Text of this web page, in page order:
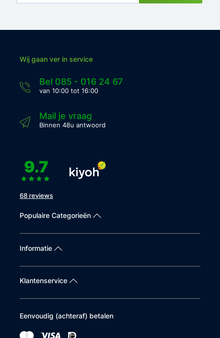
Wij gaan ver in service
Bel 085 - 016 24 67
van 10:00 tot 16:00
Mail je vraag
Binnen 48u antwoord
9.7
68 reviews
Populaire Categorieën
Informatie
Klantenservice
Eenvoudig (achteraf) betalen